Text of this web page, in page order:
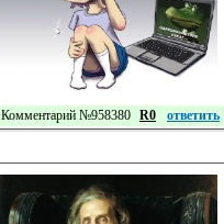
Комментарий №958380 R0 ответить